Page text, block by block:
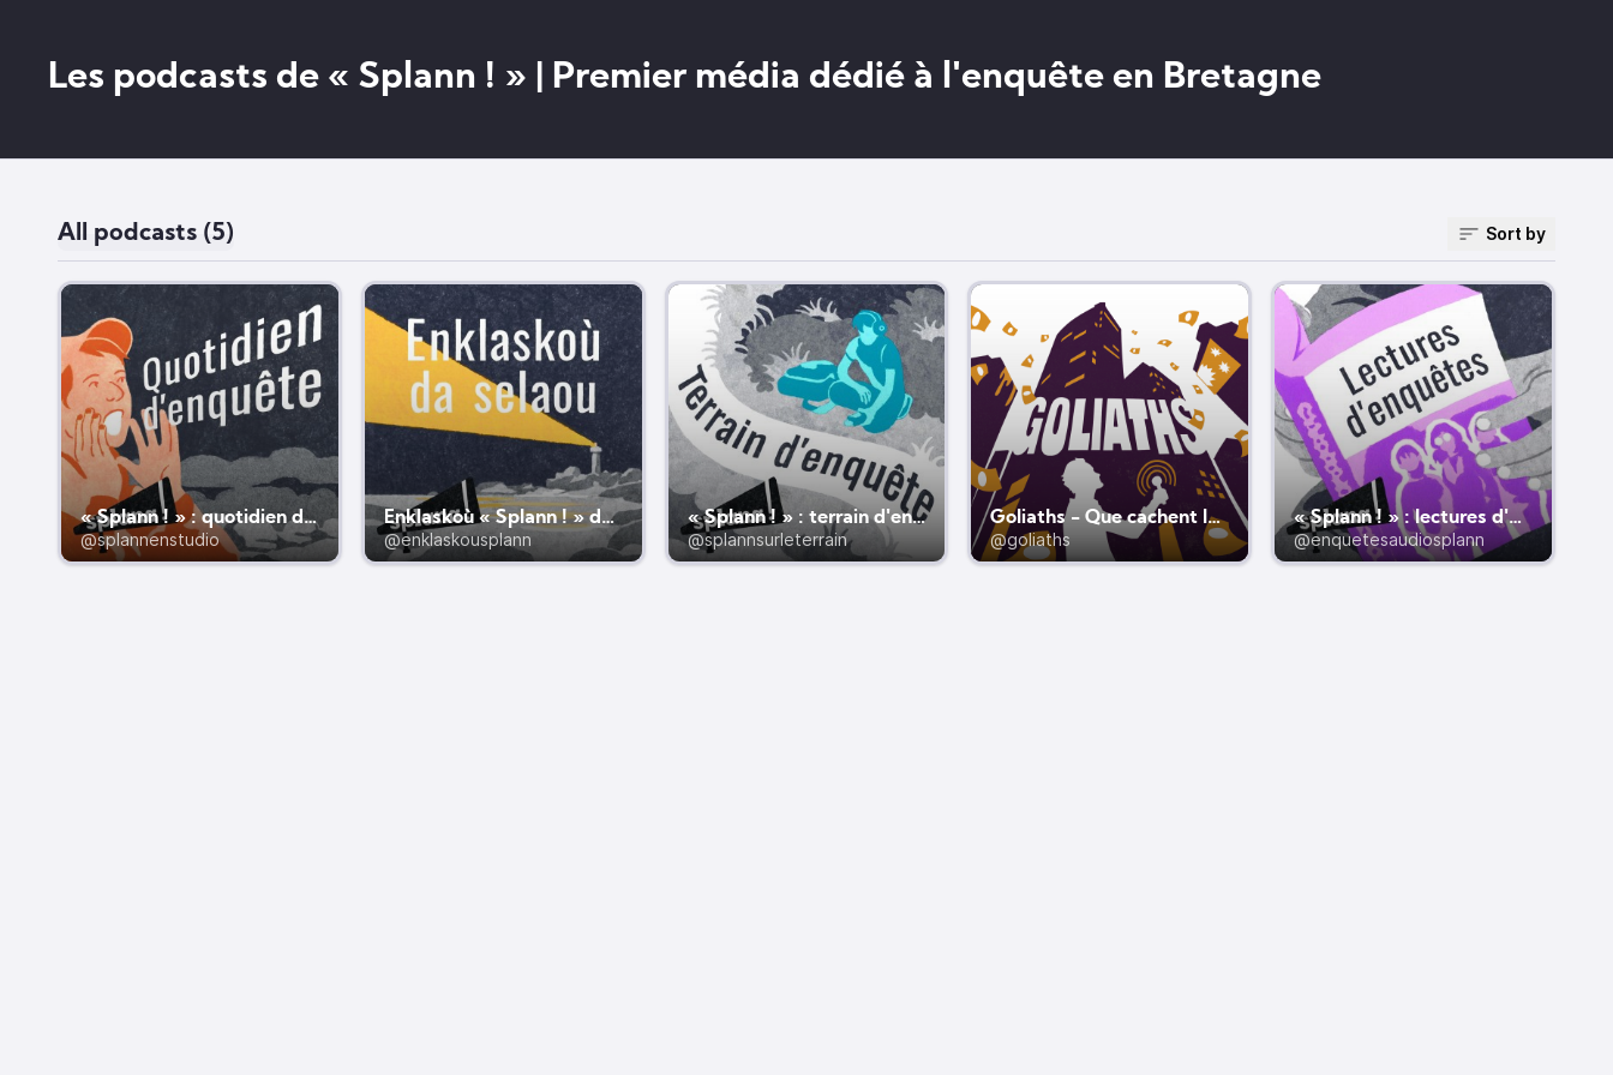
Les podcasts de « Splann ! » | Premier média dédié à l'enquête en Bretagne
All podcasts (5) Sort by
« Splann ! » : quotidien d'enquête
@splannenstudio
Enklaskoù « Splann ! » da selaou
@enklaskousplann
« Splann ! » : terrain d'enquête
@splannsurleterrain
Goliaths - Que cachent les multinationales ?
@goliaths
« Splann ! » : lectures d'enquêtes
@enquetesaudiosplann